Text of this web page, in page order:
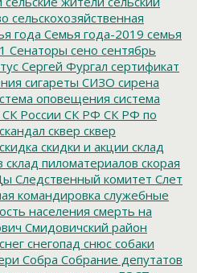
сельскохозяйственная
года Семья года-2019 семья
Сенаторы сено сентябрь
Сергей Фургал сертификат
сигареты СИЗО сирена
оповещения система
СК России СК РФ СК РФ по
скандал сквер сквер
скидка скидки и акции склад
склад пиломатериалов скорая
Следственный комитет Слет
командировка служебные
населения смерть на
Смидовичский район
снег снегопад снюс собаки
Собра Собрание депутатов